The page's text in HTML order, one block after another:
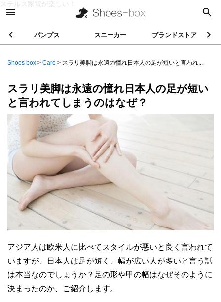
ステルス家電が楽しい！
パンプス スニーカー ブランドストア
Shoes box > Care > スラリ美脚は永遠の憧れ日本人の足が短いと言われ...
スラリ美脚は永遠の憧れ日本人の足が短い
と言われてしまうのはなぜ？
アジア人は欧米人に比べてスタイルが悪いと良く言われて
いますが、日本人は足が短く、幅が広い人が多いと言う話
は本当なのでしょうか？足の形や甲の幅はなぜそのように
決まったのか、ご紹介します。